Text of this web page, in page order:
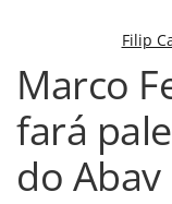
Filip
Marco
fará
do